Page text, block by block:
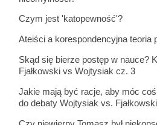
Czym jest 'katopewność'?
Ateiści a korespondencyjna teoria
Skąd się bierze postęp w nauce?
Fjałkowski vs Wojtysiak cz. 3
Jakie mają być racje, aby móc
do debaty Wojtysiak vs.